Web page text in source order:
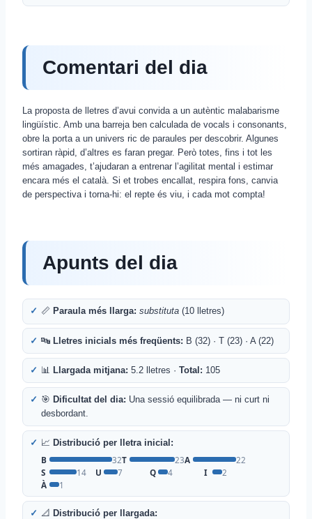
Comentari del dia
La proposta de lletres d’avui convida a un autèntic malabarisme
lingüístic. Amb una barreja ben calculada de vocals i consonants,
obre la porta a un univers ric de paraules per descobrir. Algunes
sortiran ràpid, d’altres es faran pregar. Però totes, fins i tot les
més amagades, t’ajudaran a entrenar l’agilitat mental i estimar
encara més el català. Si et trobes encallat, respira fons, canvia
de perspectiva i torna-hi: el repte és viu, i cada mot compta!
Apunts del dia
📏 Paraula més llarga: substituta (10 lletres)
🔤 Lletres inicials més freqüents: B (32) · T (23) · A (22)
📊 Llargada mitjana: 5.2 lletres · Total: 105
🎯 Dificultat del dia: Una sessió equilibrada — ni curt ni
desbordant.
📈 Distribució per lletra inicial:
B 32T 23A
22
S
14 U 7 Q 4 I
2
À
1
📐 Distribució per llargada: